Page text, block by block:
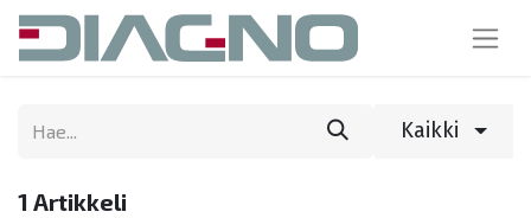
Kaikki
1 Artikkeli